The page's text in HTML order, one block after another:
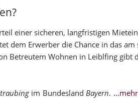
einer sicheren, langfristigen
dem Erwerber die Chance in das
Betreutem Wohnen in Leiblfing gibt
im BundeslandBayern.